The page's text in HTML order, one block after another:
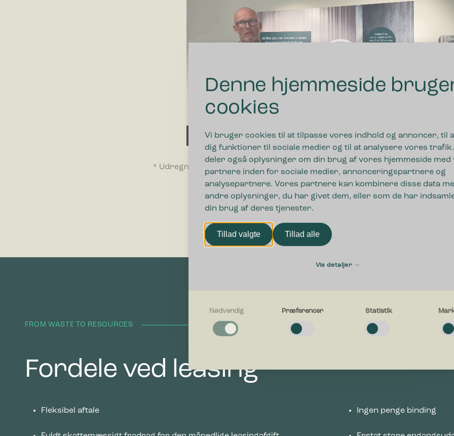
Denne hjemmeside
cookies
Vi bruger cookies til at tilpasse vores indhold og annoncer, til
dig funktioner til sociale medier og til at analysere vores trafik.
deler også oplysninger om din brug af vores hjemmeside med
partnere inden for sociale medier, annonceringspartnere og
analysepartnere. Vores partnere kan kombinere disse data
andre oplysninger, du har givet dem, eller som de har
din brug af deres tjenester.
Tillad valgte Tillad alle
Vis detaljer
Nødvendig
Nødvendige cookies hjælper med at gøre en hjemmeside brugbar ved at aktivere
Præferencer
Statistik
Nødvendig Præferencer Statistik
00:00 01:22
* Udregning er baseret på en leasingperiode på 6 år med 10% i udbetaling
FROM WASTE TO RESOURCES
Fordele ved leasing
Fleksibel aftale Ingen penge binding